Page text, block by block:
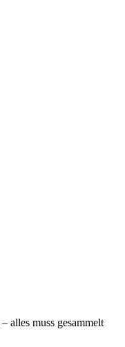
alles muss gesammelt